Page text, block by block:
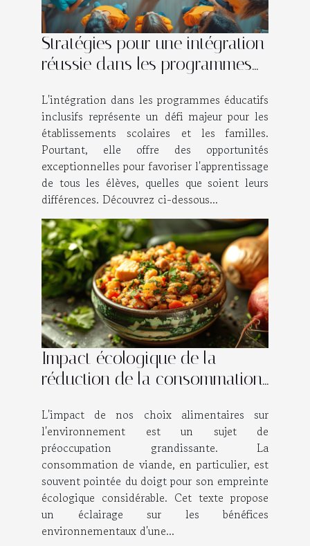
Stratégies pour une intégration
réussie dans les programmes
L'intégration dans les programmes éducatifs
inclusifs représente un défi majeur pour les
établissements scolaires et les familles.
Pourtant, elle offre des opportunités
exceptionnelles pour favoriser l'apprentissage
de tous les élèves, quelles que soient leurs
différences. Découvrez ci-dessous...
Impact écologique de la
réduction de la consommation
L'impact de nos choix alimentaires sur
l'environnement est un sujet de
préoccupation grandissante. La
consommation de viande, en particulier, est
souvent pointée du doigt pour son empreinte
écologique considérable. Cet texte propose
un éclairage sur les bénéfices
environnementaux d'une...